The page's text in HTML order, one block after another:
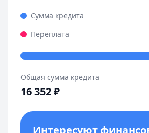
Сумма кредита
Переплата
Общая сумма кредита
16 352₽
Интересуют